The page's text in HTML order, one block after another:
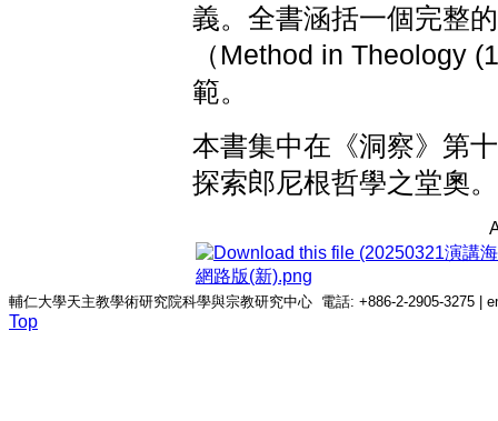
義。全書涵括一個完整
（Method in Theology
範。
本書集中在《洞察》第
探索郎尼根哲學之堂奧。
網路版(新).png
輔仁大學天主教學術研究院科學與宗教研究中心 電話: +886-2-2905-3275 |
Top